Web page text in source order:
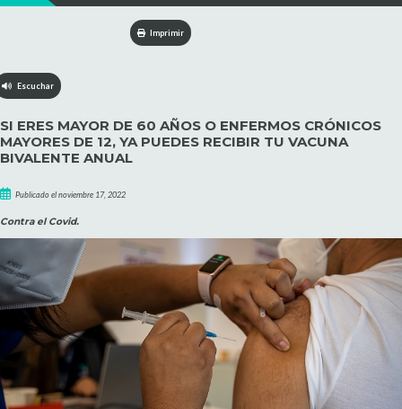
Imprimir
Escuchar
SI ERES MAYOR DE 60 AÑOS O ENFERMOS CRÓNICOS
MAYORES DE 12, YA PUEDES RECIBIR TU VACUNA
BIVALENTE ANUAL
Publicado el noviembre 17, 2022
Contra el Covid.